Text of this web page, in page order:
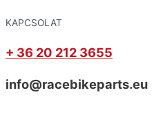
KAPCSOLAT
+ 36 20 212 3655
info@racebikeparts.eu